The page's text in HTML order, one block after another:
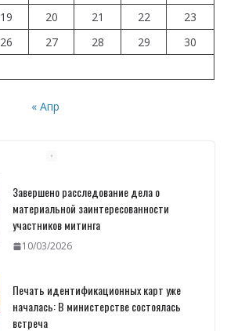
19 20 21 22
23
26 27 28 29
30
« Апр
Завершено расследование дела о
материальной заинтересованности
участников митинга
10/03/2026
Печать идентификационных карт уже
началась: В министерстве состоялась
встреча